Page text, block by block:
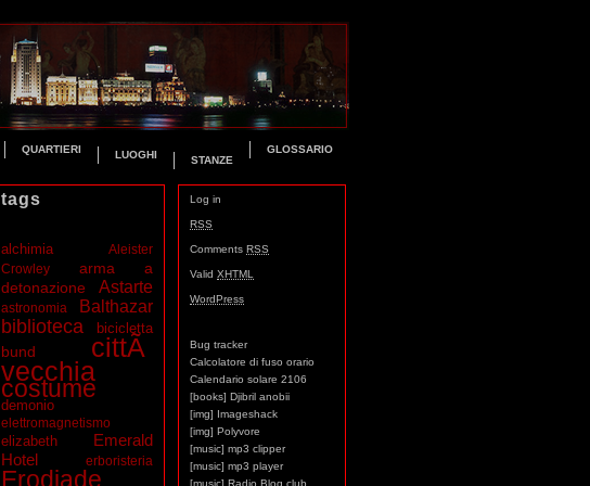
GLOSSARIO
QUARTIERI LUOGHI STANZE
Log in
RSS
CommentsRSS
ValidXHTML
WordPress
Bug tracker
Calcolatore di fuso orario
Calendario solare 2106
[books] Djibril anobii
[img] Imageshack
[img] Polyvore
[music] mp3 clipper
[music] mp3 player
[music] Radio Blog club
tags
alchimia
Aleister
Crowley
arma a
detonazione
Astarte
astronomia Balthazar
biblioteca bicicletta
bund cittÃ
vecchia
costume
demonio
elettromagnetismo
elizabeth
Emerald
Hotel
erboristeria
Erodiade